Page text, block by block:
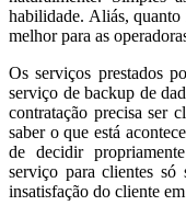
habilidade. Aliás, quanto
melhor para as
Os serviços prestados
serviço de backup de
contratação precisa ser
saber o que está
de decidir
serviço para clientes só
insatisfação do cliente